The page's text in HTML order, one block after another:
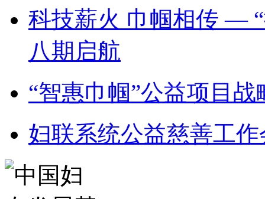
科技薪火 巾帼相传 —
八期启航
“智惠巾帼”公益项目
妇联系统公益慈善工